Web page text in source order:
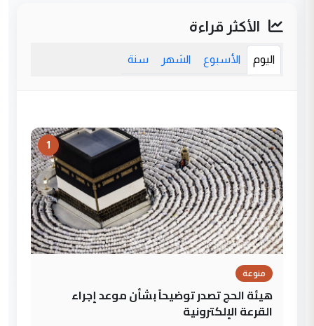
الأكثر قراءة
اليوم الأسبوع الشهر سنة
1
منوعة
هيئة الحج تصدر توضيحاً بشأن موعد إجراء
القرعة الإلكترونية